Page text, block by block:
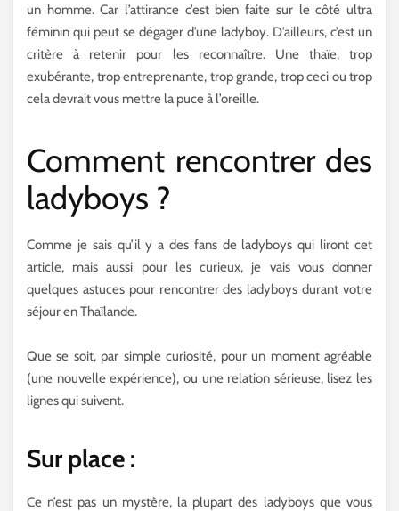
un homme. Car l’attirance c’est bien faite sur le côté ultra
féminin qui peut se dégager d’une ladyboy. D’ailleurs, c’est un
critère à retenir pour les reconnaître. Une thaïe, trop
exubérante, trop entreprenante, trop grande, trop ceci ou trop
cela devrait vous mettre la puce à l’oreille.
Comment rencontrer des
ladyboys ?
Comme je sais qu’il y a des fans de ladyboys qui liront cet
article, mais aussi pour les curieux, je vais vous donner
quelques astuces pour rencontrer des ladyboys durant votre
séjour en Thaïlande.
Que se soit, par simple curiosité, pour un moment agréable
(une nouvelle expérience), ou une relation sérieuse, lisez les
lignes qui suivent.
Sur place :
Ce n’est pas un mystère, la plupart des ladyboys que vous